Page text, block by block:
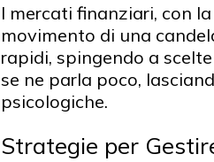
I mercati finanziari, con
movimento di una
rapidi, spingendo a
se ne parla poco,
psicologiche.
Strategie per